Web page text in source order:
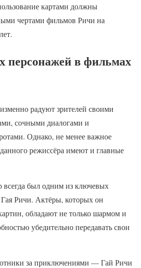
картами должны
чертами фильмов Ричи на
персонажей в фильмах
радуют зрителей своими
сочными диалогами и
Однако, не менее важное
режиссёра имеют и главные
всегда был одним из ключевых
Ричи. Актёры, которых он
обладают не только шармом и
убедительно передавать свои
за приключениями — Гай Ричи